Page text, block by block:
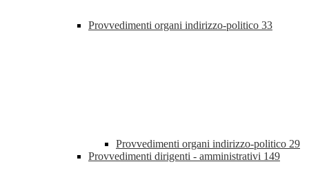
Provvedimenti organi indirizzo-politico 33
Provvedimenti organi indirizzo-politico 29
Provvedimenti dirigenti - amministrativi 149